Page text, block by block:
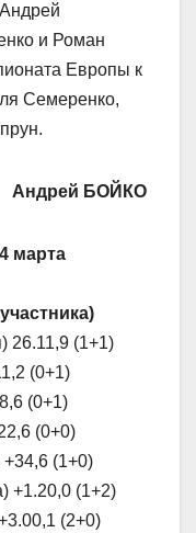
и Роман
Европы к
Семеренко,
Андрей БОЙКО
марта
26.11,9 (1+1)
(0+1)
(0+1)
(0+0)
(1+0)
+1.20,0 (1+2)
(2+0)